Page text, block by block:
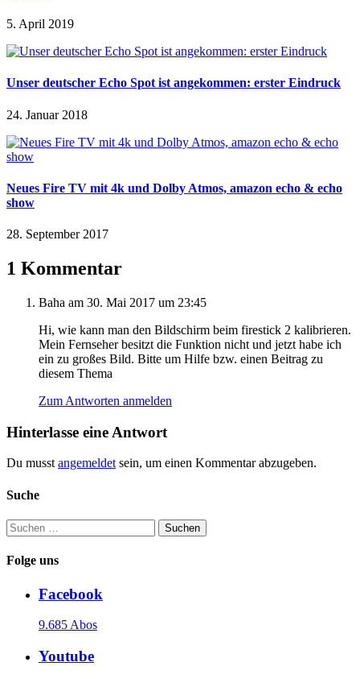
5. April 2019
Unser deutscher Echo Spot ist angekommen: erster Eindruck
24. Januar 2018
Neues Fire TV mit 4k und Dolby Atmos, amazon echo & echo
show
28. September 2017
1 Kommentar
Baha am 30. Mai 2017 um 23:45
Hi, wie kann man den Bildschirm beim firestick 2 kalibrieren.
Mein Fernseher besitzt die Funktion nicht und jetzt habe ich
ein zu großes Bild. Bitte um Hilfe bzw. einen Beitrag zu
diesem Thema
Zum Antworten anmelden
Hinterlasse eine Antwort
Du musstangemeldetsein, um einen Kommentar abzugeben.
Suche
Suchen
nach:
Folge uns
Facebook
9.685 Abos
Youtube